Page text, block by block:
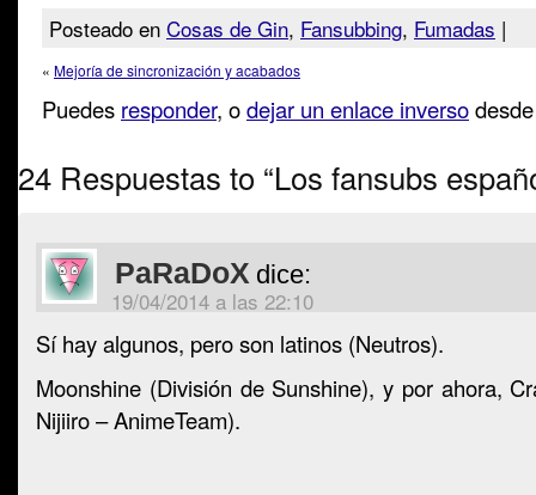
Posteado en Cosas de Gin, Fansubbing, Fumadas |
« Mejoría de sincronización y acabados
Puedes responder, odejar un enlace inverso
24 Respuestas to “Los fansubs
PaRaDoX dice:
19/04/2014 a las 22:10
Sí hay algunos, pero son latinos (Neutros).
Moonshine (División de Sunshine), y por ahora,
Nijiiro – AnimeTeam).